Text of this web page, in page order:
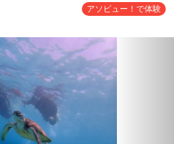
アソビュー！で体験